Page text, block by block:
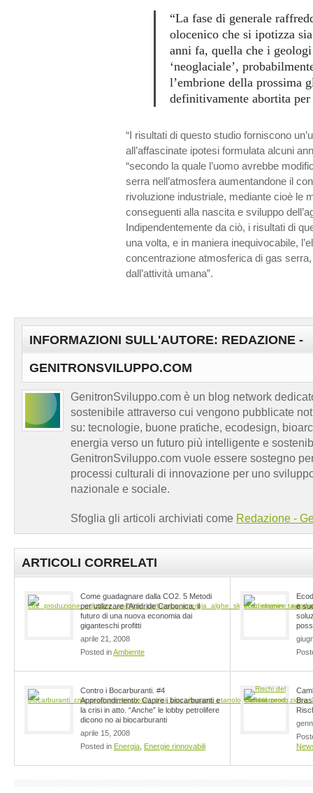
“La fase di generale
olocenico che si ipotizza
anni fa, quella che i
‘neoglaciale’,
l’embrione della prossima
definitivamente abortita per
“I risultati di questo studio forniscono
all’affascinate ipotesi formulata alcuni
“secondo la quale l’uomo avrebbe
serra nell’atmosfera aumentandone il
rivoluzione industriale, mediante cioè le
conseguenti alla nascita e sviluppo
Indipendentemente da ciò, i risultati di
una volta, e in maniera inequivocabile,
concentrazione atmosferica di gas
dall’attività umana”.
INFORMAZIONI SULL'AUTORE: REDAZIONE -
GENITRONSVILUPPO.COM
GenitronSviluppo.com è un blog network
sostenibile attraverso cui vengono pubblicate
su: tecnologie, buone pratiche, ecodesign,
energia verso un futuro più intelligente e
GenitronSviluppo.com vuole essere sostegno
processi culturali di innovazione per uno
nazionale e sociale.
Sfoglia gli articoli archiviati come Redazione -
ARTICOLI CORRELATI
Come guadagnare dalla CO2. 5 Metodi
per utilizzare l’Anidride Carbonica, il
futuro di una nuova economia dai
giganteschi profitti
aprile 21, 2008
Posted inAmbiente
e
Contro i Bocarburanti. #4
Approfondimento: Capire i biocarburanti e
la crisi in atto. “Anche” le lobby petrolifere
dicono no ai biocarburanti
aprile 15, 2008
Posted in Energia Energie rinnovabili